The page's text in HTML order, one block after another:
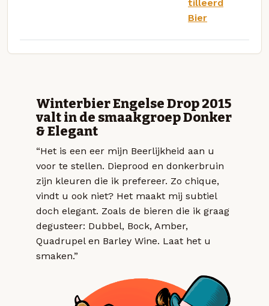
tilleerd
Bier
Winterbier Engelse Drop 2015
valt in de smaakgroep Donker
& Elegant
“Het is een eer mijn Beerlijkheid aan u
voor te stellen. Dieprood en donkerbruin
zijn kleuren die ik prefereer. Zo chique,
vindt u ook niet? Het maakt mij subtiel
doch elegant. Zoals de bieren die ik graag
degusteer: Dubbel, Bock, Amber,
Quadrupel en Barley Wine. Laat het u
smaken.”